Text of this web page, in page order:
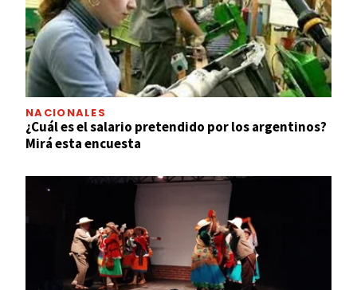
NACIONALES
¿Cuál es el salario pretendido por los argentinos?
Mirá esta encuesta